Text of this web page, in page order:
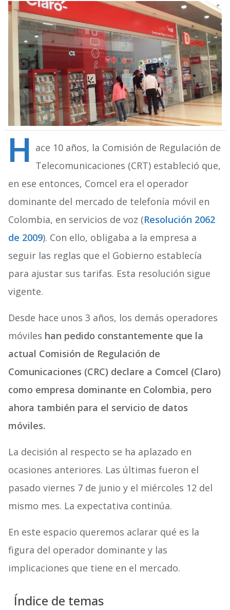
H ace 10 años, la Comisión de Regulación de
Telecomunicaciones (CRT) estableció que,
en ese entonces, Comcel era el operador
dominante del mercado de telefonía móvil en
Colombia, en servicios de voz (Resolución 2062
de 2009). Con ello, obligaba a la empresa a
seguir las reglas que el Gobierno establecía
para ajustar sus tarifas. Esta resolución sigue
vigente.
Desde hace unos 3 años, los demás operadores
móviles han pedido constantemente que la
actual Comisión de Regulación de
Comunicaciones (CRC) declare a Comcel (Claro)
como empresa dominante en Colombia, pero
ahora también para el servicio de datos
móviles.
La decisión al respecto se ha aplazado en
ocasiones anteriores. Las últimas fueron el
pasado viernes 7 de junio y el miércoles 12 del
mismo mes. La expectativa continúa.
En este espacio queremos aclarar qué es la
figura del operador dominante y las
implicaciones que tiene en el mercado.
Índice de temas